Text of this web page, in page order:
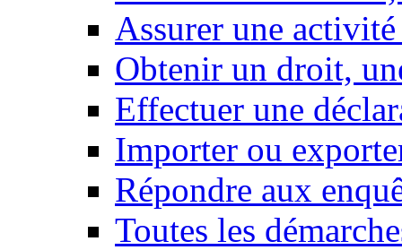
Assurer une
Obtenir un droit,
Effectuer une
Importer ou
Répondre aux
Toutes les